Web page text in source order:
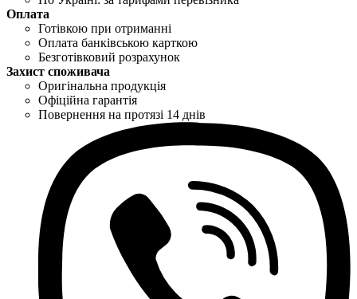
Оплата
Готівкою при отриманні
Оплата банківською карткою
Безготівковий розрахунок
Захист споживача
Оригінальна продукція
Офіційна гарантія
Повернення на протязі 14 днів